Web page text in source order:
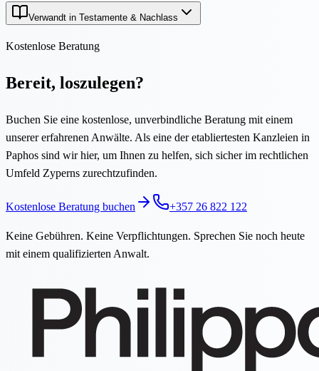
Verwandt in Testamente & Nachlass
Kostenlose Beratung
Bereit, loszulegen?
Buchen Sie eine kostenlose, unverbindliche Beratung mit einem
unserer erfahrenen Anwälte. Als eine der etabliertesten Kanzleien in
Paphos sind wir hier, um Ihnen zu helfen, sich sicher im rechtlichen
Umfeld Zyperns zurechtzufinden.
Kostenlose Beratung buchen +357 26 822 122
Keine Gebühren. Keine Verpflichtungen. Sprechen Sie noch heute
mit einem qualifizierten Anwalt.